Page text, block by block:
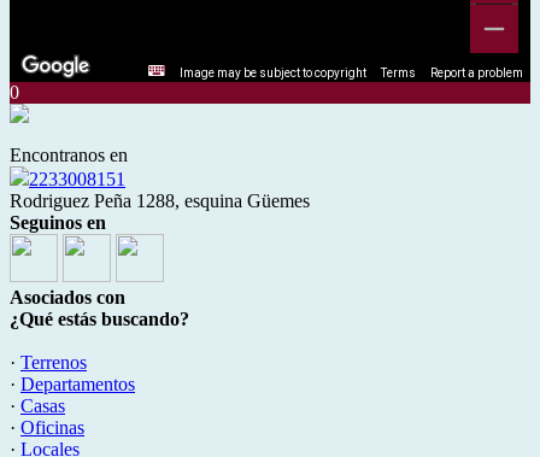
Image may be subject to copyright Terms Report a problem
0
Encontranos en
2233008151
Rodriguez Peña 1288, esquina Güemes
Seguinos en
Asociados con
¿Qué estás buscando?
· Terrenos
· Departamentos
· Casas
· Oficinas
· Locales